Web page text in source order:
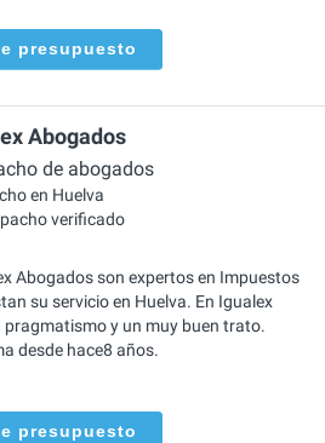
presupuesto
Abogados
de abogados
en Huelva
verificado
Abogados son expertos en Impuestos
su servicio en Huelva. En Igualex
y un muy buen trato.
desde hace8 años.
presupuesto